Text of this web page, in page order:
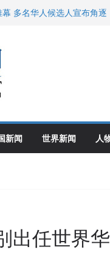
多名华人候选人宣布角逐
画比赛颁奖典礼多伦多举行
游行 与市民分享竞选理念
新闻 世界新闻 人
出任世界